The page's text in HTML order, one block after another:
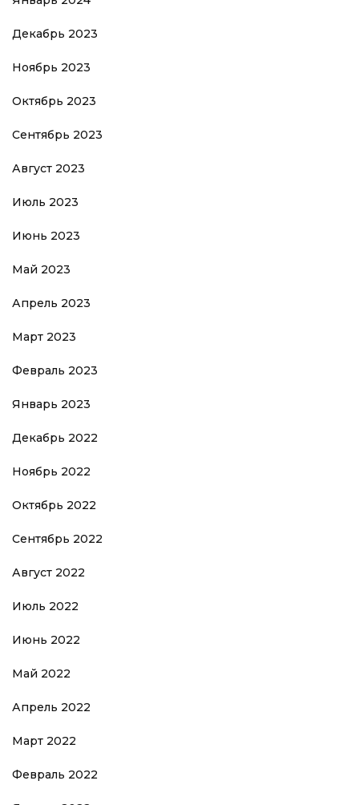
Декабрь 2023
Ноябрь 2023
Октябрь 2023
Сентябрь 2023
Август 2023
Июль 2023
Июнь 2023
Май 2023
Апрель 2023
Март 2023
Февраль 2023
Январь 2023
Декабрь 2022
Ноябрь 2022
Октябрь 2022
Сентябрь 2022
Август 2022
Июль 2022
Июнь 2022
Май 2022
Апрель 2022
Март 2022
Февраль 2022